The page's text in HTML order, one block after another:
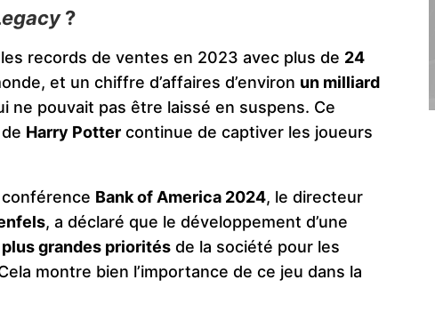
?
records de ventes en 2023 avec plus de 24
et un chiffre d’affaires d’environ un milliard
ne pouvait pas être laissé en suspens. Ce
Harry Potter continue de captiver les joueurs
Bank of America 2024, le directeur
, a déclaré que le développement d’une
plus grandes priorités de la société pour les
montre bien l’importance de ce jeu dans la